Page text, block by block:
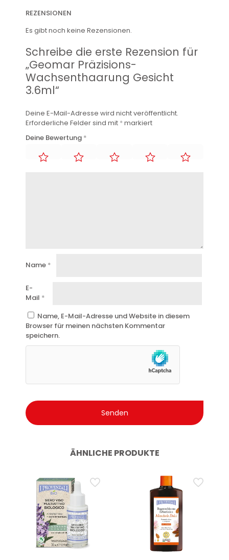
REZENSIONEN
Es gibt noch keine Rezensionen.
Schreibe die erste Rezension für
„Geomar Präzisions-
Wachsenthaarung Gesicht
3.6ml“
Deine E-Mail-Adresse wird nicht veröffentlicht.
Erforderliche Felder sind mit *markiert
Deine Bewertung *
Name *
E-
Mail *
Name, E-Mail-Adresse und Website in diesem
Browser für meinen nächsten Kommentar
speichern.
ÄHNLICHE PRODUKTE